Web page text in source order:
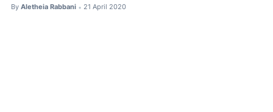
By Aletheia Rabbani • 21 April 2020